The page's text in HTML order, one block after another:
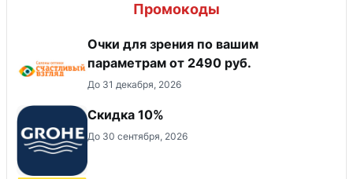
Промокоды
Очки для зрения по вашим
параметрам от 2490 руб.
До 31 декабря, 2026
Скидка 10%
До 30 сентября, 2026